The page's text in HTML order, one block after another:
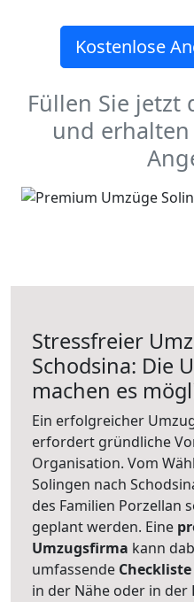
Kostenlose
Füllen Sie jetzt
und erhalten
Stressfreier
Schodsina: Die
machen es
Ein erfolgreicher
erfordert gründliche
Organisation. Vom
Solingen nach
des Familien Porzellan
geplant werden. Eine
Umzugsfirma kann
umfassende Checkliste
in der Nähe oder in der